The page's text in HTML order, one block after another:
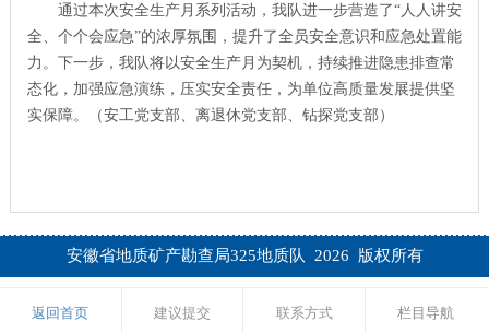
通过本次安全生产月系列活动，我队进一步营造了“人人讲安
全、个个会应急”的浓厚氛围，提升了全员安全意识和应急处置能
力。下一步，我队将以安全生产月为契机，持续推进隐患排查常
态化，加强应急演练，压实安全责任，为单位高质量发展提供坚
实保障。（安工党支部、离退休党支部、钻探党支部）
安徽省地质矿产勘查局325地质队 2026 版权所有
返回首页 建议提交 联系方式 栏目导航